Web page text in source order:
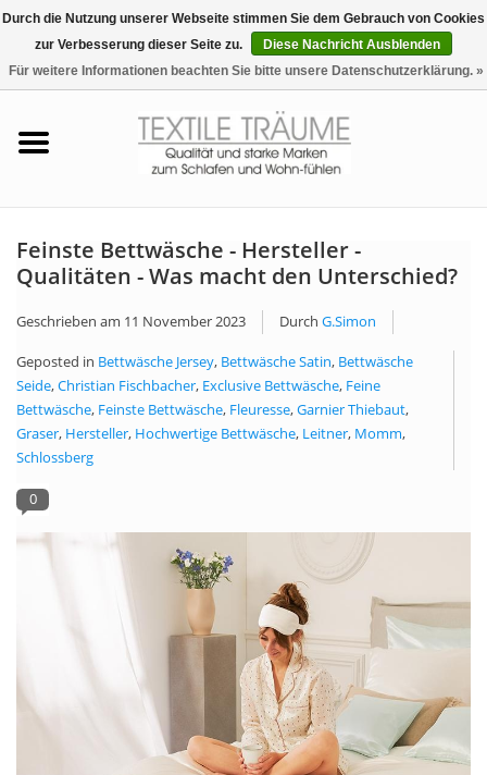
0 Artikel - €0,00
Tag & Nachtwäsche
Badezimmer & Sauna
Haus-Bademäntel
Plaids, Decken, Kissen
Edles aus Cashmere
Tisch & Küche
Feinste Bettwäsche - Hersteller -
Qualitäten - Was macht den Unterschied?
Geschrieben am 11 November 2023 Durch G.Simon
Geposted in Bettwäsche Jersey, Bettwäsche Satin, Bettwäsche
Seide,Christian Fischbacher, Exclusive Bettwäsche, Feine
Bettwäsche, Feinste Bettwäsche, Fleuresse,Garnier Thiebaut,
Graser, Hersteller, Hochwertige Bettwäsche, Leitner, Momm,
Schlossberg
0
Durch die Nutzung unserer Webseite stimmen Sie dem Gebrauch von Cookies
zur Verbesserung dieser Seite zu.
Diese Nachricht Ausblenden
Für weitere Informationen beachten Sie bitte unsere Datenschutzerklärung. »